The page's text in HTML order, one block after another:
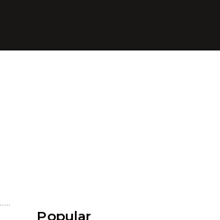
Popular